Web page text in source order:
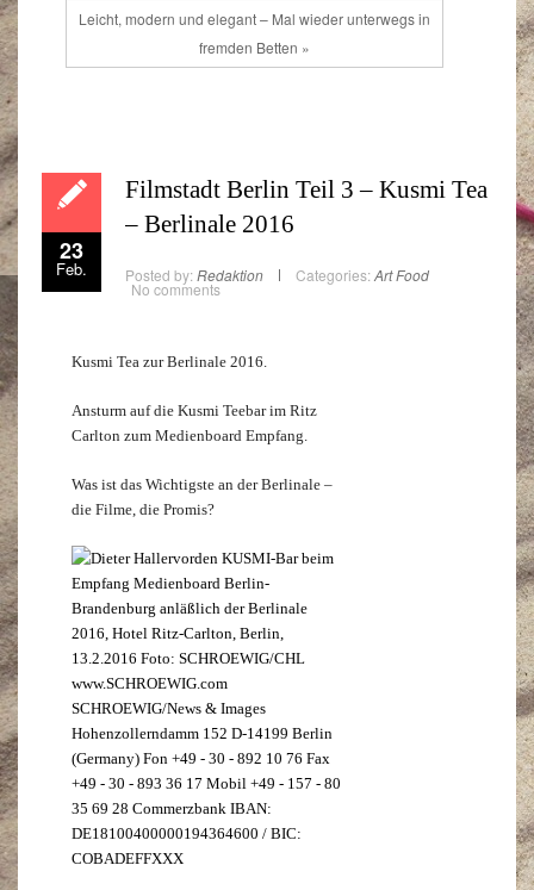
Leicht, modern und elegant – Mal wieder unterwegs in
fremden Betten »
23
Feb.
Filmstadt Berlin Teil 3 – Kusmi Tea
– Berlinale 2016
Posted by: Redaktion Categories: ArtFood
No comments
Kusmi Tea zur Berlinale 2016.
Ansturm auf die Kusmi Teebar im Ritz
Carlton zum Medienboard Empfang.
Was ist das Wichtigste an der Berlinale –
die Filme, die Promis?